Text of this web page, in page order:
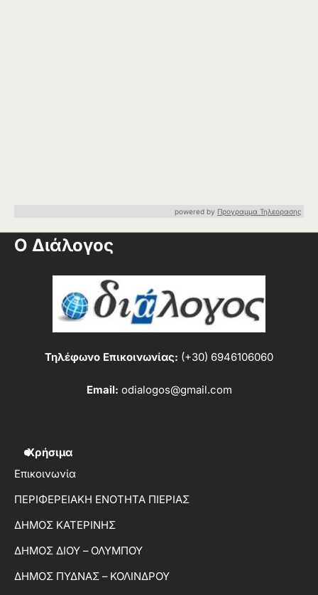
powered by Προγραμμα Τηλεορασης
Ο Διάλογος
Τηλέφωνο Επικοινωνίας: (+30) 6946106060
Email: odialogos@gmail.com
Χρήσιμα
Επικοινωνία
ΠΕΡΙΦΕΡΕΙΑΚΗ ΕΝΟΤΗΤΑ ΠΙΕΡΙΑΣ
ΔΗΜΟΣ ΚΑΤΕΡΙΝΗΣ
ΔΗΜΟΣ ΔΙΟΥ – ΟΛΥΜΠΟΥ
ΔΗΜΟΣ ΠΥΔΝΑΣ – ΚΟΛΙΝΔΡΟΥ